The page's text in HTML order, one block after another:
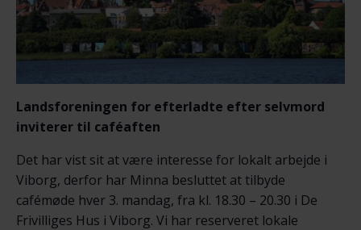
Landsforeningen for efterladte efter selvmord
inviterer til caféaften
Det har vist sit at være interesse for lokalt arbejde i
Viborg, derfor har Minna besluttet at tilbyde
cafémøde hver 3. mandag, fra kl. 18.30 – 20.30 i De
Frivilliges Hus i Viborg. Vi har reserveret lokale